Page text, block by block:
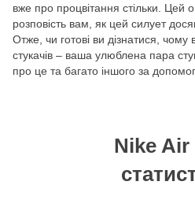
вже про процвітання стільки. Цей
розповість вам, як цей силует
Отже, чи готові ви дізнатися,
стукачів – ваша улюблена пара
про це та багато іншого за
Nike Air